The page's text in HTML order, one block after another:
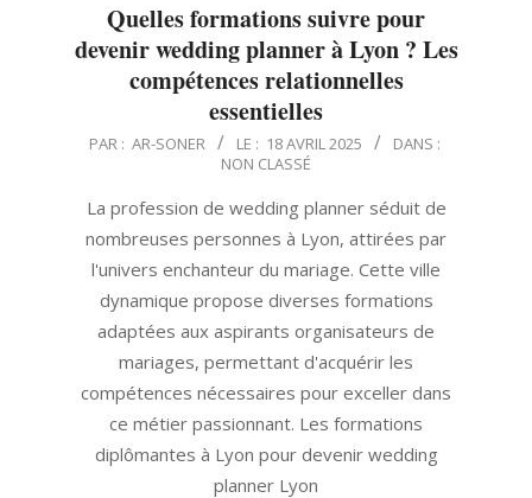
Quelles formations suivre pour
devenir wedding planner à Lyon ? Les
compétences relationnelles
essentielles
2025-
18
PAR : AR-SONER LE : 18 AVRIL 2025
DANS :
NON CLASSÉ
La profession de wedding planner séduit de
nombreuses personnes à Lyon, attirées par
l'univers enchanteur du mariage. Cette ville
dynamique propose diverses formations
adaptées aux aspirants organisateurs de
mariages, permettant d'acquérir les
compétences nécessaires pour exceller dans
ce métier passionnant. Les formations
diplômantes à Lyon pour devenir wedding
planner Lyon